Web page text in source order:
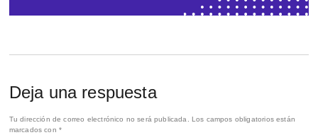
Deja una respuesta
Tu dirección de correo electrónico no será publicada. Los campos obligatorios están
marcados con *